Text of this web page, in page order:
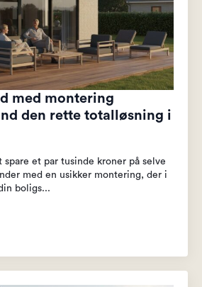
med montering
den rette totalløsning i
et par tusinde kroner på selve
med en usikker montering, der i
boligs...